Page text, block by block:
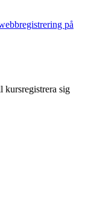
på
kursregistrera sig